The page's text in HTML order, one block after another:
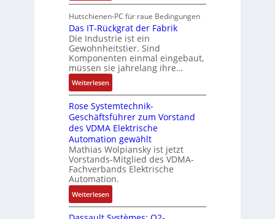
l
u
n
g
t
s
k
r
ä
f
t
e
i
e
r
ts
c
h
i
n
e
n
-
u
n
d
A
n
l
a
g
e
l
o
s
e
M
u
l
i
t
u
r
n
-
K
i
t
E
V
e
r
b
e
s
s
e
r
t
e
L
a
s
e
r
r
i
Hutschienen-PC für raue Bedingungen
Das IT-Rückgrat der Fabrik
Die Industrie ist ein
Gewohnheitstier. Sind
Komponenten einmal eingebaut,
müssen sie jahrelang ihre…
Weiterlesen:
D
a
s
I
T
-
R
ü
c
k
g
Rose Systemtechnik-
Geschäftsführer zum Vorstand
des VDMA Elektrische
Automation gewählt
Mathias Wolpiansky ist jetzt
Vorstands-Mitglied des VDMA-
Fachverbands Elektrische
Automation.
Weiterlesen:
R
o